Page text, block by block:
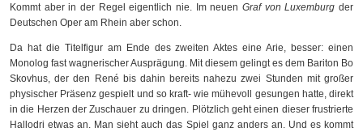
Kommt aber in der Regel eigentlich nie. Im neuen Graf von Luxemburg der
Deutschen Oper am Rhein aber schon.
Da hat die Titelfigur am Ende des zweiten Aktes eine Arie, besser: einen
Monolog fast wagnerischer Ausprägung. Mit diesem gelingt es dem Bariton Bo
Skovhus, der den René bis dahin bereits nahezu zwei Stunden mit großer
physischer Präsenz gespielt und so kraft- wie mühevoll gesungen hatte, direkt
in die Herzen der Zuschauer zu dringen. Plötzlich geht einen dieser frustrierte
Hallodri etwas an. Man sieht auch das Spiel ganz anders an. Und es kommt